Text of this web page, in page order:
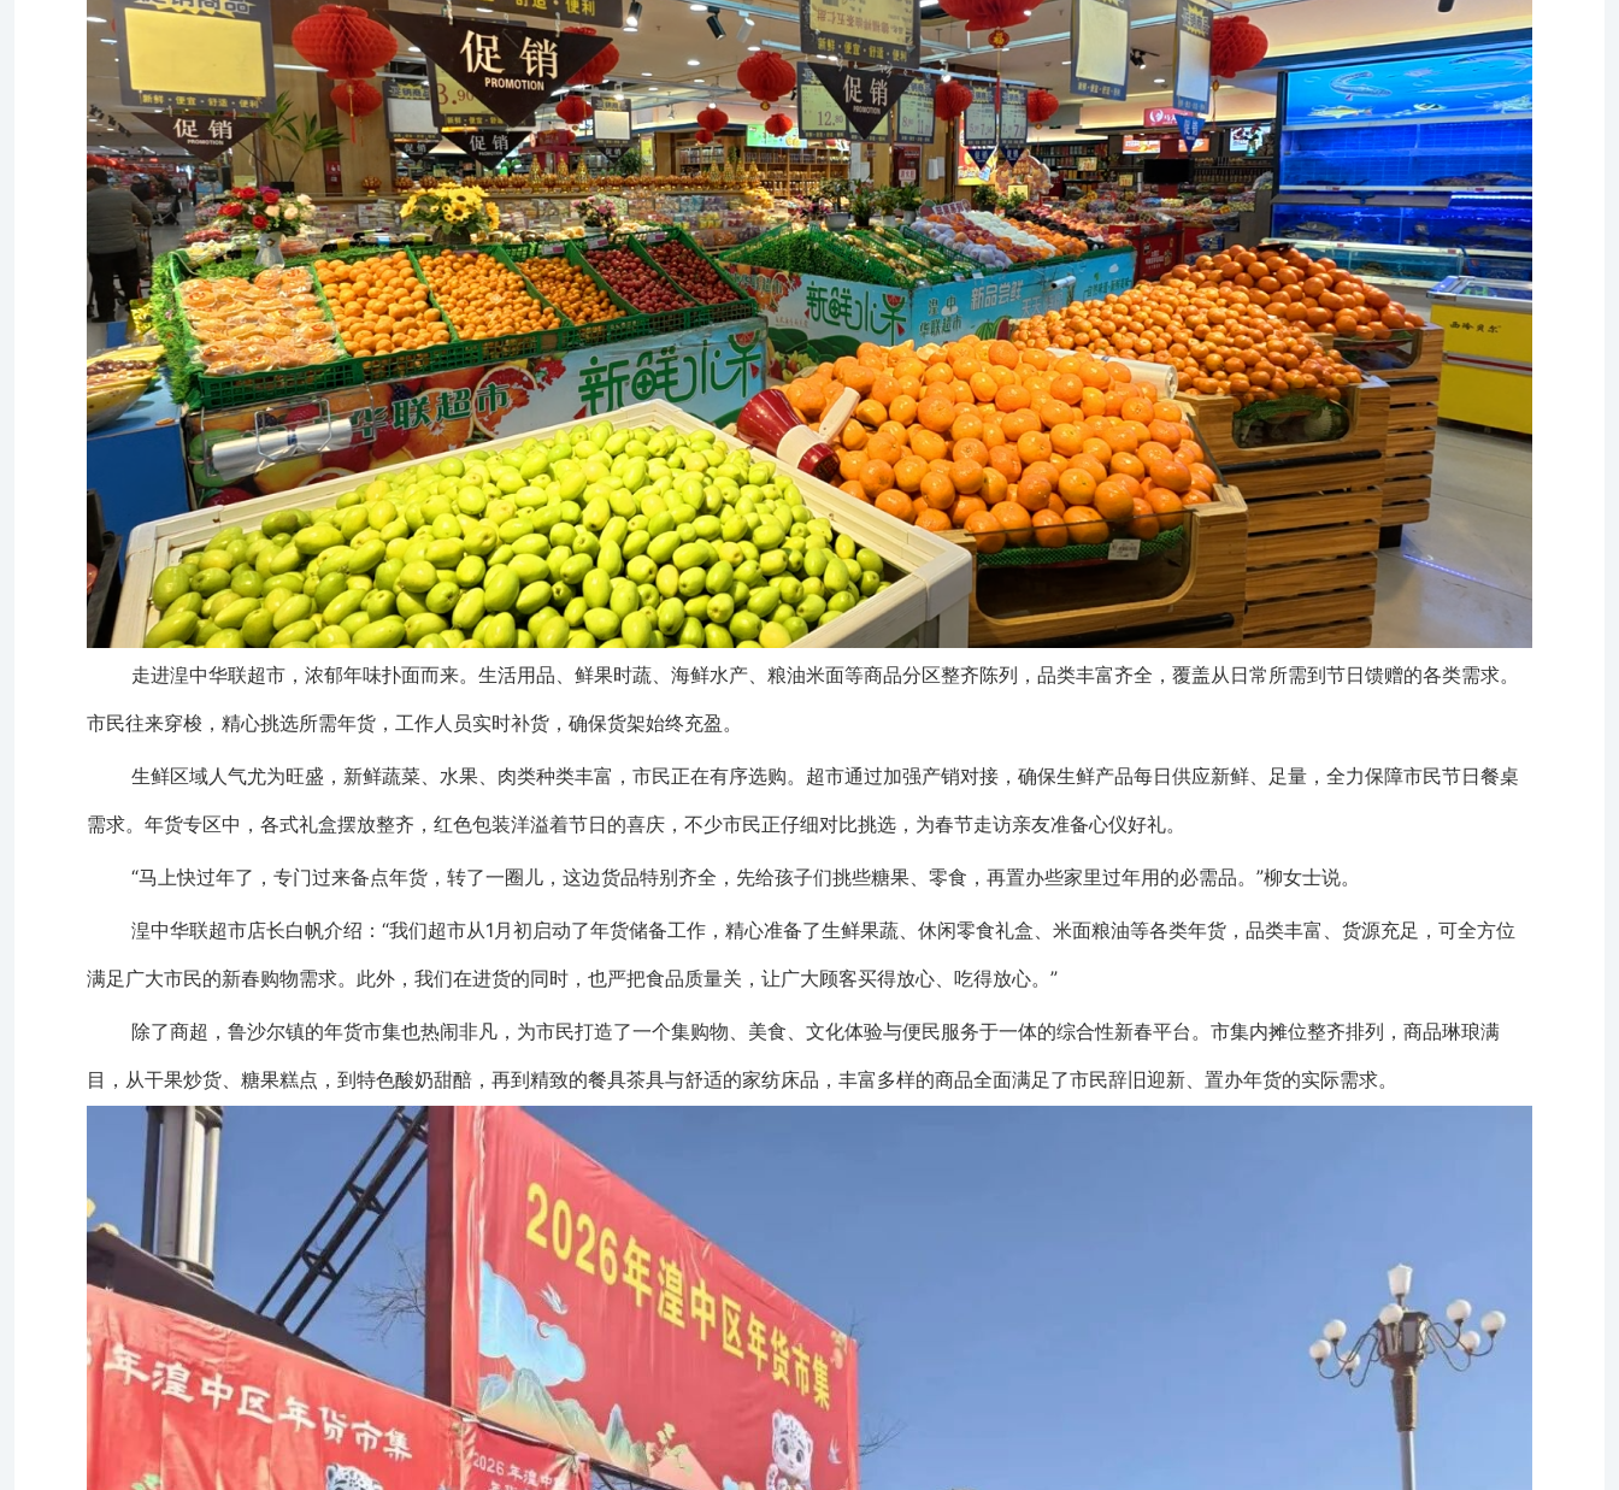
走进湟中华联超市，浓郁年味扑面而来。生活用品、鲜果时蔬、海鲜水产、粮油米面等商品分区整齐陈列，品类丰富齐全，覆盖从日常所需到节日馈赠的各类需求。
市民往来穿梭，精心挑选所需年货，工作人员实时补货，确保货架始终充盈。
生鲜区域人气尤为旺盛，新鲜蔬菜、水果、肉类种类丰富，市民正在有序选购。超市通过加强产销对接，确保生鲜产品每日供应新鲜、足量，全力保障市民节日餐桌
需求。年货专区中，各式礼盒摆放整齐，红色包装洋溢着节日的喜庆，不少市民正仔细对比挑选，为春节走访亲友准备心仪好礼。
“马上快过年了，专门过来备点年货，转了一圈儿，这边货品特别齐全，先给孩子们挑些糖果、零食，再置办些家里过年用的必需品。”柳女士说。
湟中华联超市店长白帆介绍：“我们超市从1月初启动了年货储备工作，精心准备了生鲜果蔬、休闲零食礼盒、米面粮油等各类年货，品类丰富、货源充足，可全方位
满足广大市民的新春购物需求。此外，我们在进货的同时，也严把食品质量关，让广大顾客买得放心、吃得放心。”
除了商超，鲁沙尔镇的年货市集也热闹非凡，为市民打造了一个集购物、美食、文化体验与便民服务于一体的综合性新春平台。市集内摊位整齐排列，商品琳琅满
目，从干果炒货、糖果糕点，到特色酸奶甜醅，再到精致的餐具茶具与舒适的家纺床品，丰富多样的商品全面满足了市民辞旧迎新、置办年货的实际需求。